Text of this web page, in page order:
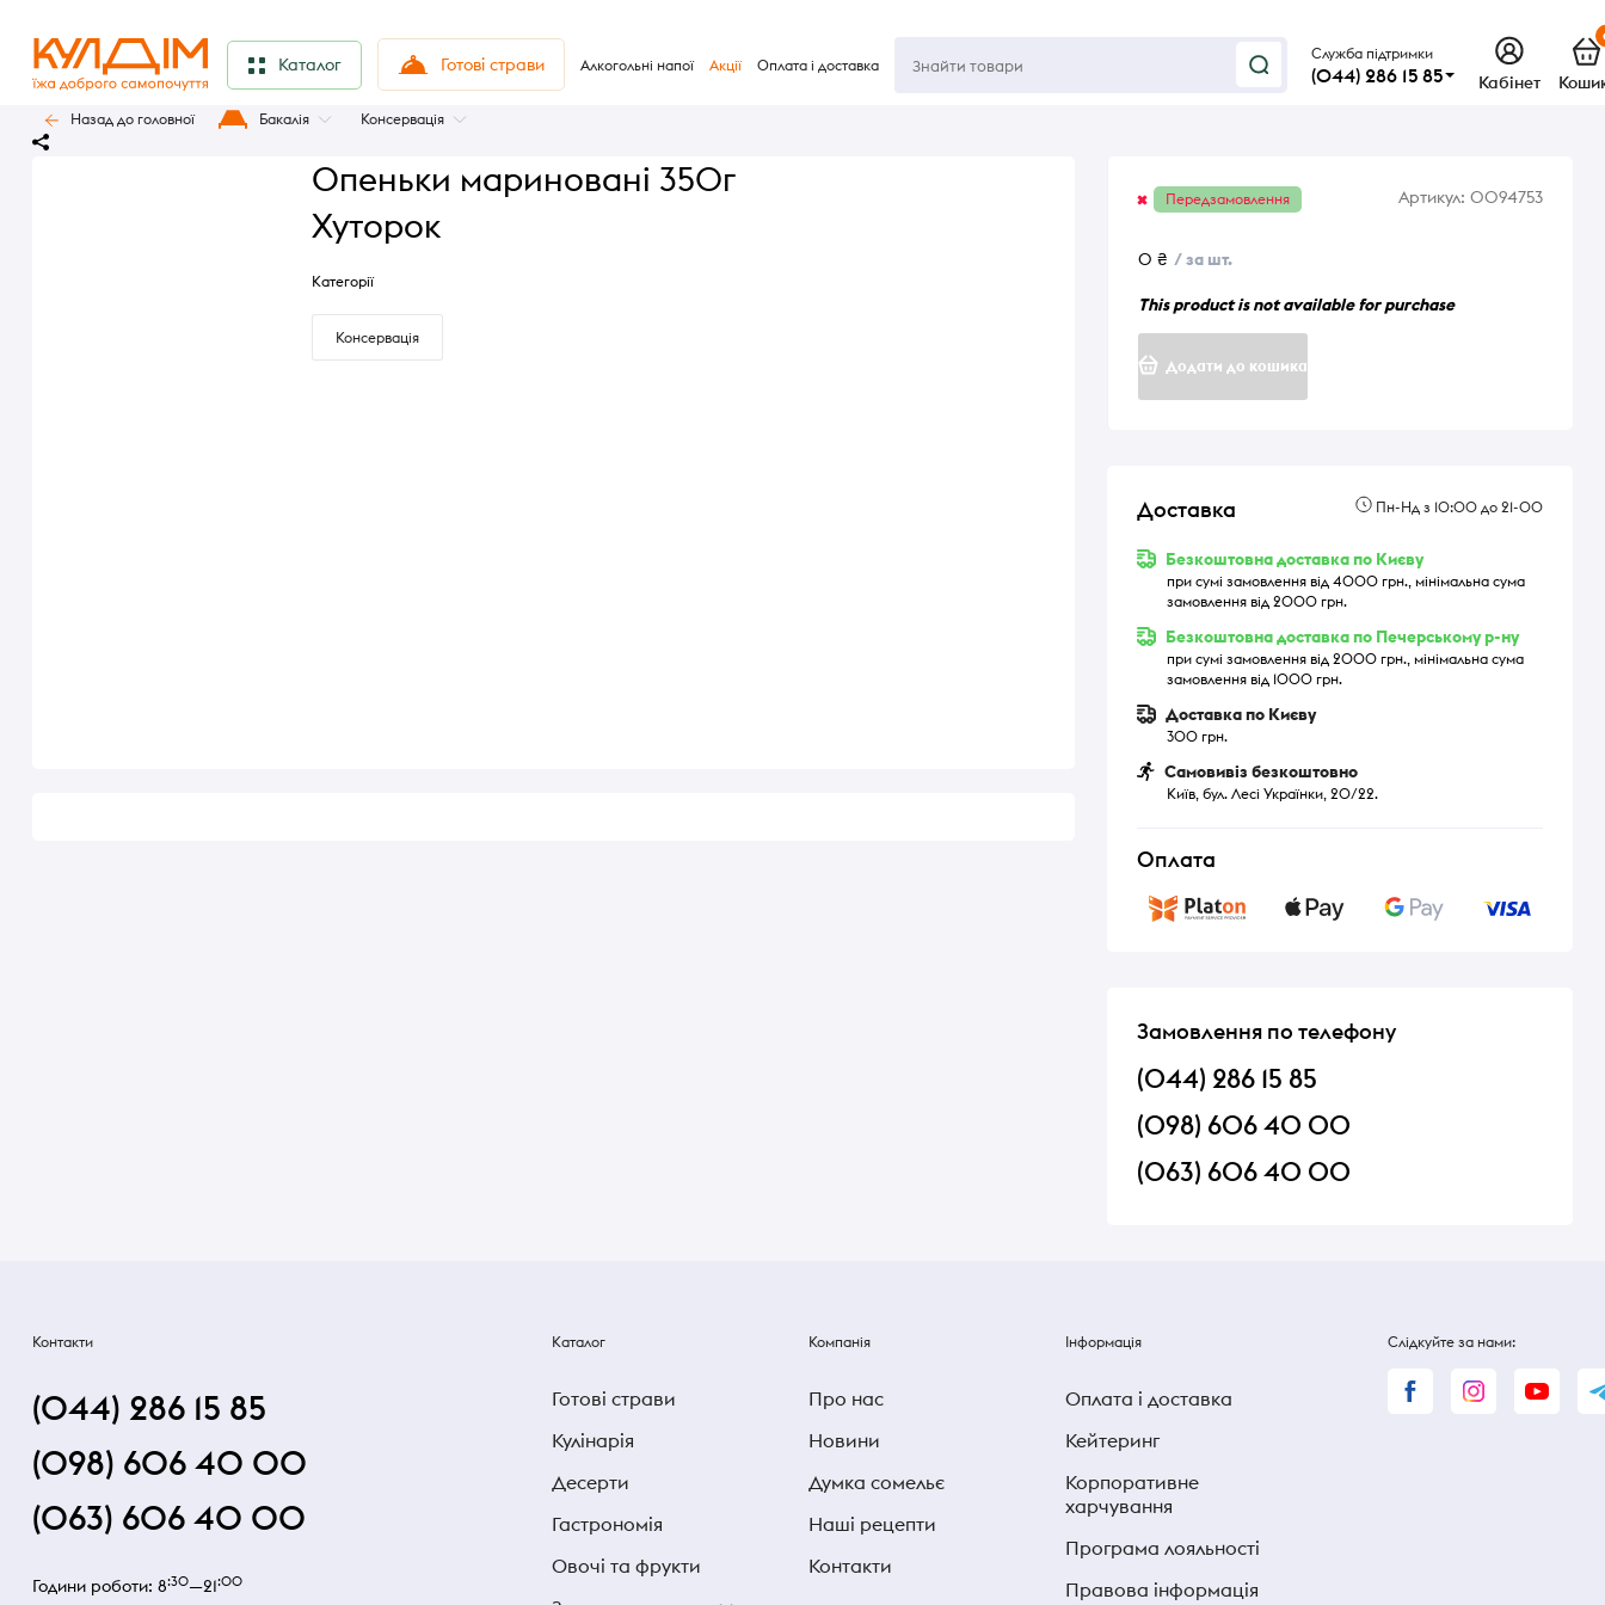
Каталог Готові страви Алкогольні напої Акції Оплата і доставка
Служба підтримки
(044) 286 15 85 Кабінет
Назад до головної Бакалія Консервація
Опеньки мариновані 350г
Хуторок
Категорії
Консервація
Передзамовлення Артикул: 0094753
0 ₴ / за шт.
This product is not available for purchase
Додати до кошика
Доставка Пн-Нд з 10:00 до 21-00
Безкоштовна доставка по Києву
при сумі замовлення від 4000 грн., мінімальна сума
замовлення від 2000 грн.
Безкоштовна доставка по Печерському р-ну
при сумі замовлення від 2000 грн., мінімальна сума
замовлення від 1000 грн.
Доставка по Києву
300 грн.
Самовивіз безкоштовно
Київ, бул. Лесі Українки, 20/22.
Оплата
Замовлення по телефону
(044) 286 15 85
(098) 606 40 00
(063) 606 40 00
Контакти
(044) 286 15 85
(098) 606 40 00
(063) 606 40 00
Години роботи: 8:30—21:00
Каталог
Готові страви
Кулінарія
Десерти
Гастрономія
Овочі та фрукти
Компанія
Про нас
Новини
Думка сомельє
Наші рецепти
Контакти
Інформація
Оплата і доставка
Кейтеринг
Корпоративне
харчування
Програма лояльності
Правова інформація
Слідкуйте за нами: